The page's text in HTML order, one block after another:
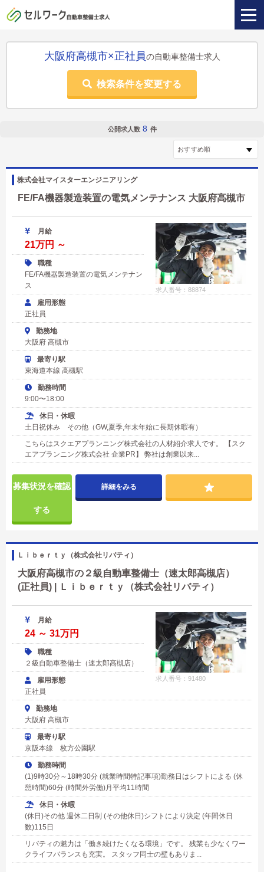
大阪府高槻市×正社員の自動車整備士求人
検索条件を変更する
公開求人数 8 件
株式会社マイスターエンジニアリング
FE/FA機器製造装置の電気メンテナンス 大阪府高槻市
求人番号：88874
月給
21万円 ～
職種
FE/FA機器製造装置の電気メンテナン
ス
雇用形態
正社員
勤務地
大阪府 高槻市
最寄り駅
東海道本線 高槻駅
勤務時間
9:00〜18:00
休日・休暇
土日祝休み その他（GW,夏季,年末年始に長期休暇有）
こちらはスクエアプランニング株式会社の人材紹介求人です。 【スク
エアプランニング株式会社 企業PR】 弊社は創業以来...
募集状況を確認
する
詳細をみる
Ｌｉｂｅｒｔｙ（株式会社リバティ）
大阪府高槻市の２級自動車整備士（速太郎高槻店）
(正社員) | Ｌｉｂｅｒｔｙ（株式会社リバティ）
求人番号：91480
月給
24 ～ 31万円
職種
２級自動車整備士（速太郎高槻店）
雇用形態
正社員
勤務地
大阪府 高槻市
最寄り駅
京阪本線 枚方公園駅
勤務時間
(1)9時30分～18時30分 (就業時間特記事項)勤務日はシフトによる (休
憩時間)60分 (時間外労働)月平均11時間
休日・休暇
(休日)その他 週休二日制 (その他休日)シフトにより決定 (年間休日
数)115日
リバティの魅力は「働き続けたくなる環境」です。 残業も少なくワー
クライフバランスも充実。 スタッフ同士の壁もありま...